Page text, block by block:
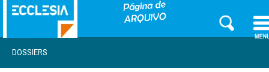
DOSSIERS